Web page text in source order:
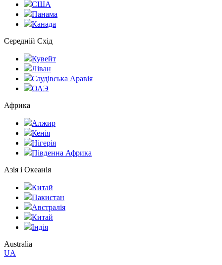
США
Панама
Канада
Середній Схід
Кувейт
Ліван
Саудівська Аравія
ОАЭ
Африка
Алжир
Кенія
Нігерія
Південна Африка
Азія і Океанія
Китай
Пакистан
Австралія
Китай
Індія
Australia
UA